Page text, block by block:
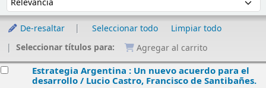
De-resaltar Seleccionar todo
Limpiar todo
Seleccionar títulos para:
Agregar al carrito
Estrategia Argentina : Un nuevo acuerdo para el
desarrollo / Lucio Castro, Francisco de Santibañes.